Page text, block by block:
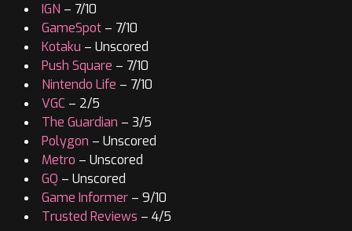
IGN – 7/10
GameSpot – 7/10
Kotaku – Unscored
Push Square – 7/10
Nintendo Life – 7/10
VGC – 2/5
The Guardian – 3/5
Polygon – Unscored
Metro – Unscored
GQ – Unscored
Game Informer – 9/10
Trusted Reviews – 4/5